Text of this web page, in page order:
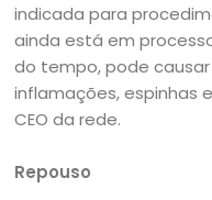
indicada para
ainda está em
do tempo, pode
inflamações, espinhas
CEO da rede.
Repouso